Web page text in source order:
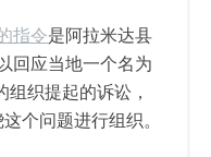
指令是阿拉米达县
回应当地一个名为
组织提起的诉讼，
个问题进行组织。